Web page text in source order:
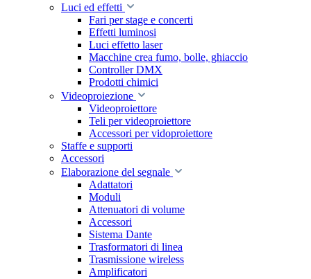
Luci ed effetti
Fari per stage e concerti
Effetti luminosi
Luci effetto laser
Macchine crea fumo, bolle, ghiaccio
Controller DMX
Prodotti chimici
Videoproiezione
Videoproiettore
Teli per videoproiettore
Accessori per vidoproiettore
Staffe e supporti
Accessori
Elaborazione del segnale
Adattatori
Moduli
Attenuatori di volume
Accessori
Sistema Dante
Trasformatori di linea
Trasmissione wireless
Amplificatori